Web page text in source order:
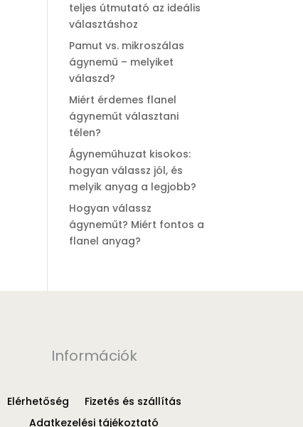
teljes útmutató az ideális
választáshoz
Pamut vs. mikroszálas
ágynemű – melyiket
válaszd?
Miért érdemes flanel
ágyneműt választani
télen?
Ágyneműhuzat kisokos:
hogyan válassz jól, és
melyik anyag a legjobb?
Hogyan válassz
ágyneműt? Miért fontos a
flanel anyag?
Információk
Elérhetőség
Fizetés és szállítás
Adatkezelési tájékoztató